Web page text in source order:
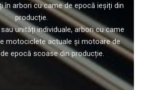
în arbori cu came de epocă ieșiți din
producție.
unități individuale, arbori cu came
motociclete actuale și motoare de
epocă scoase din producție.